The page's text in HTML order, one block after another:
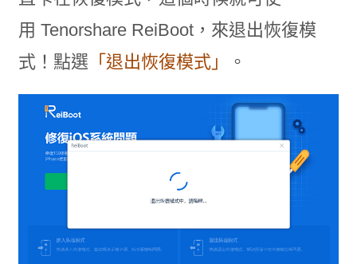
用 Tenorshare ReiBoot，來退出恢復模
式！點選 「退出恢復模式」 。